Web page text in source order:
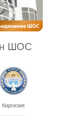
ШОС
Киргизия